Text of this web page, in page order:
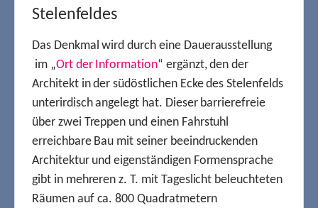
Stelenfeldes
Das Denkmal wird durch eine Dauerausstellung
im „Ort der Information“ ergänzt, den der
Architekt in der südöstlichen Ecke des Stelenfelds
unterirdisch angelegt hat. Dieser barrierefreie
über zwei Treppen und einen Fahrstuhl
erreichbare Bau mit seiner beeindruckenden
Architektur und eigenständigen Formensprache
gibt in mehreren z. T. mit Tageslicht beleuchteten
Räumen auf ca. 800 Quadratmetern